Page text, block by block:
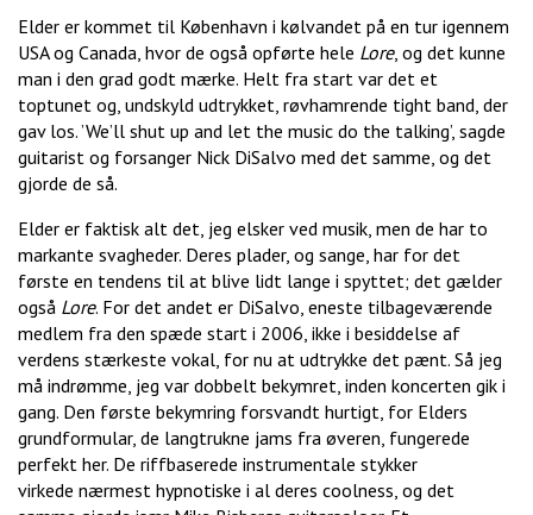
Elder er kommet til København i kølvandet på en tur igennem
USA og Canada, hvor de også opførte hele Lore, og det kunne
man i den grad godt mærke. Helt fra start var det et
toptunet og, undskyld udtrykket, røvhamrende tight band, der
gav los. ’We’ll shut up and let the music do the talking’, sagde
guitarist og forsanger Nick DiSalvo med det samme, og det
gjorde de så.
Elder er faktisk alt det, jeg elsker ved musik, men de har to
markante svagheder. Deres plader, og sange, har for det
første en tendens til at blive lidt lange i spyttet; det gælder
også Lore. For det andet er DiSalvo, eneste tilbageværende
medlem fra den spæde start i 2006, ikke i besiddelse af
verdens stærkeste vokal, for nu at udtrykke det pænt. Så jeg
må indrømme, jeg var dobbelt bekymret, inden koncerten gik i
gang. Den første bekymring forsvandt hurtigt, for Elders
grundformular, de langtrukne jams fra øveren, fungerede
perfekt her. De riffbaserede instrumentale stykker
virkede nærmest hypnotiske i al deres coolness, og det